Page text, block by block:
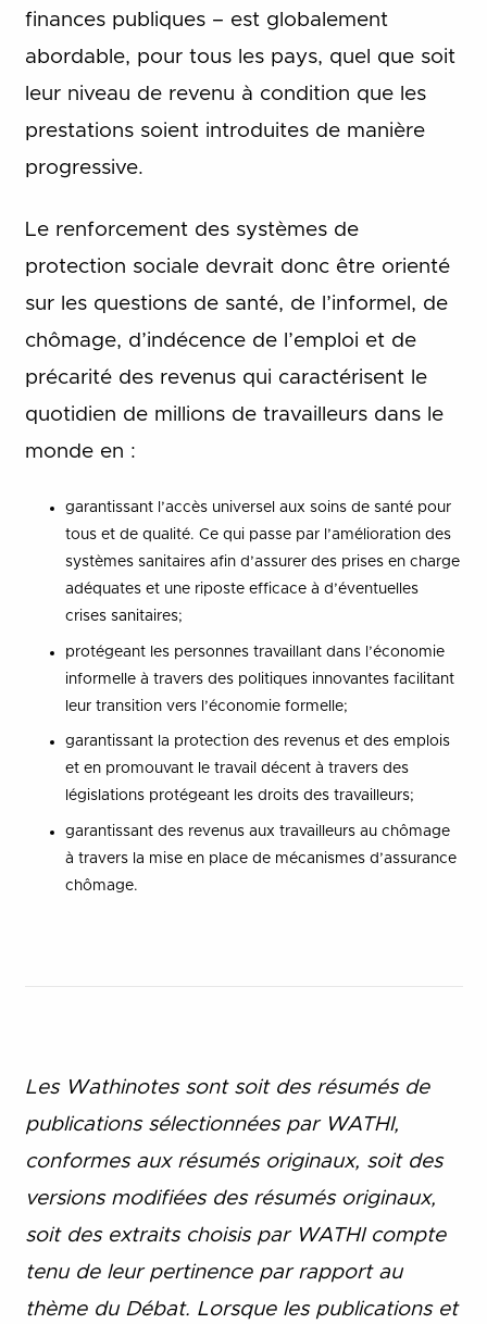
finances publiques – est globalement
abordable, pour tous les pays, quel que soit
leur niveau de revenu à condition que les
prestations soient introduites de manière
progressive.
Le renforcement des systèmes de
protection sociale devrait donc être orienté
sur les questions de santé, de l’informel, de
chômage, d’indécence de l’emploi et de
précarité des revenus qui caractérisent le
quotidien de millions de travailleurs dans le
monde en :
garantissant l’accès universel aux soins de santé pour
tous et de qualité. Ce qui passe par l’amélioration des
systèmes sanitaires afin d’assurer des prises en charge
adéquates et une riposte efficace à d’éventuelles
crises sanitaires;
protégeant les personnes travaillant dans l’économie
informelle à travers des politiques innovantes facilitant
leur transition vers l’économie formelle;
garantissant la protection des revenus et des emplois
et en promouvant le travail décent à travers des
législations protégeant les droits des travailleurs;
garantissant des revenus aux travailleurs au chômage
à travers la mise en place de mécanismes d’assurance
chômage.
Les Wathinotes sont soit des résumés de
publications sélectionnées par WATHI,
conformes aux résumés originaux, soit des
versions modifiées des résumés originaux,
soit des extraits choisis par WATHI compte
tenu de leur pertinence par rapport au
thème du Débat. Lorsque les publications et